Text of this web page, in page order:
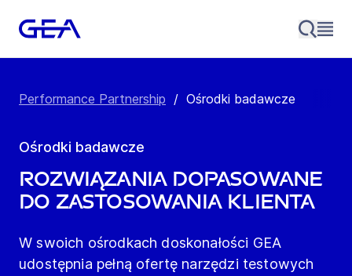
Performance Partnership / Ośrodki badawcze
Ośrodki badawcze
Rozwiązania dopasowane
do zastosowania klienta
W swoich ośrodkach doskonałości GEA
udostępnia pełną ofertę narzędzi testowych